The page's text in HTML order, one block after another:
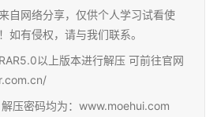
自网络分享，仅供个人学习试看使
如有侵权，请与我们联系。
以上版本进行解压 可前往官网
压密码均为：www.moehui.com